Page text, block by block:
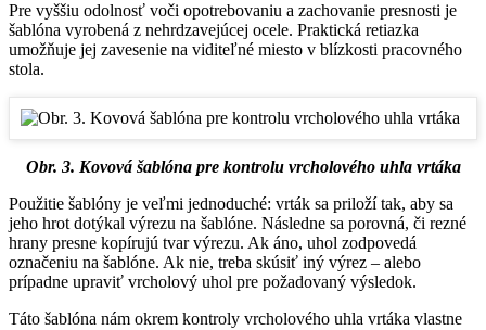
Pre vyššiu odolnosť voči opotrebovaniu a zachovanie presnosti je
šablóna vyrobená z nehrdzavejúcej ocele. Praktická retiazka
umožňuje jej zavesenie na viditeľné miesto v blízkosti pracovného
stola.
Obr. 3. Kovová šablóna pre kontrolu vrcholového uhla vrtáka
Použitie šablóny je veľmi jednoduché: vrták sa priloží tak, aby sa
jeho hrot dotýkal výrezu na šablóne. Následne sa porovná, či rezné
hrany presne kopírujú tvar výrezu. Ak áno, uhol zodpovedá
označeniu na šablóne. Ak nie, treba skúsiť iný výrez – alebo
prípadne upraviť vrcholový uhol pre požadovaný výsledok.
Táto šablóna nám okrem kontroly vrcholového uhla vrtáka vlastne